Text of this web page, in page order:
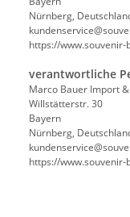
Nürnberg,
https://www.souvenir-
verantwortliche
Marco Bauer Import
Willstätterstr. 30
Bayern
Nürnberg,
https://www.souvenir-